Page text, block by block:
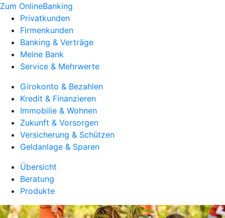
Zum OnlineBanking
Privatkunden
Firmenkunden
Banking & Verträge
Meine Bank
Service & Mehrwerte
Girokonto & Bezahlen
Kredit & Finanzieren
Immobilie & Wohnen
Zukunft & Vorsorgen
Versicherung & Schützen
Geldanlage & Sparen
Übersicht
Beratung
Produkte